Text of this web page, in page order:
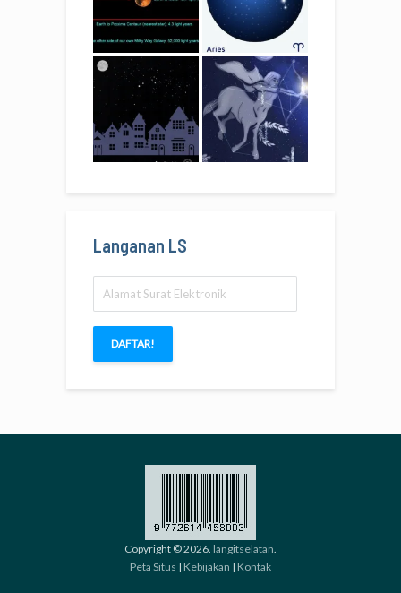
Langanan LS
Surat
Elektronik
DAFTAR!
Copyright © 2026. langitselatan.
Peta Situs | Kebijakan | Kontak